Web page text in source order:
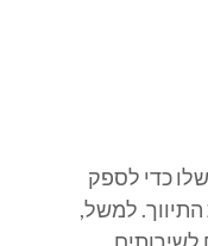
כדי לספק
למשל,